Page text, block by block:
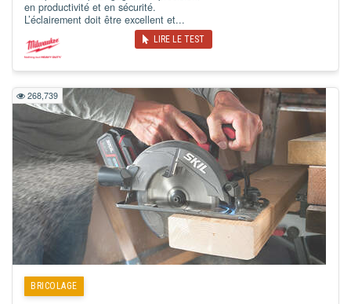
en productivité et en sécurité.
L’éclairement doit être excellent et...
LIRE LE TEST
268,739
BRICOLAGE